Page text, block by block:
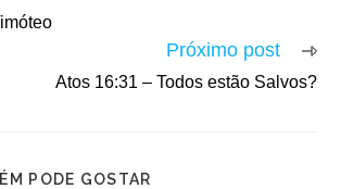
Próximo post
Atos 16:31 – Todos estão Salvos?
PODE GOSTAR